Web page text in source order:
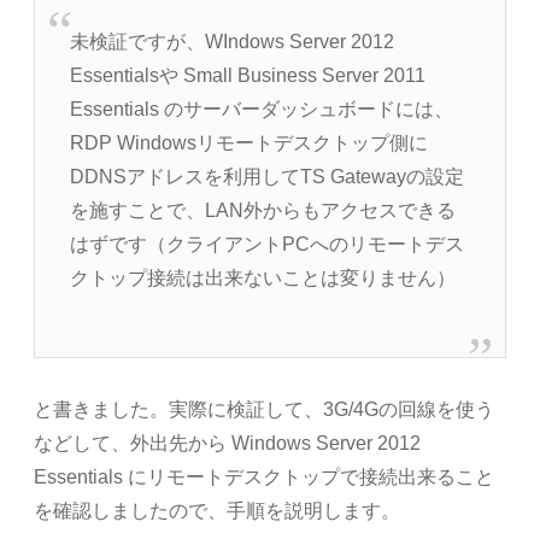
未検証ですが、WIndows Server 2012
Essentialsや Small Business Server 2011
Essentials のサーバーダッシュボードには、
RDP Windowsリモートデスクトップ側に
DDNSアドレスを利用してTS Gatewayの設定
を施すことで、LAN外からもアクセスできる
はずです（クライアントPCへのリモートデス
クトップ接続は出来ないことは変りません）
と書きました。実際に検証して、3G/4Gの回線を使う
などして、外出先から Windows Server 2012
Essentials にリモートデスクトップで接続出来ること
を確認しましたので、手順を説明します。